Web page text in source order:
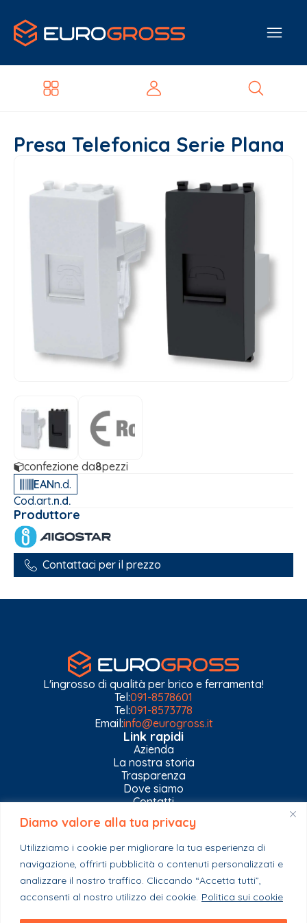
Diamo valore alla tua privacy
Utilizziamo i cookie per migliorare la tua esperienza di
navigazione, offrirti pubblicità o contenuti personalizzati e
analizzare il nostro traffico. Cliccando “Accetta tutti”,
acconsenti al nostro utilizzo dei cookie. Politica sui cookie
Presa Telefonica Serie Plana
confezione da8pezzi
EANn.d.
Cod.art.n.d.
Produttore
Contattaci per il prezzo
L'ingrosso di qualità per brico e ferramenta!
Tel:091-8578601
Tel:091-8573778
Email:info@eurogross.it
Link rapidi
Azienda
La nostra storia
Trasparenza
Dove siamo
Contatti
Privacy Policy
Gestisci impostazioni Cookies
Esplora il catalogo
Casa
Ferramenta & Co.
Giardino e agricoltura
Stagionali